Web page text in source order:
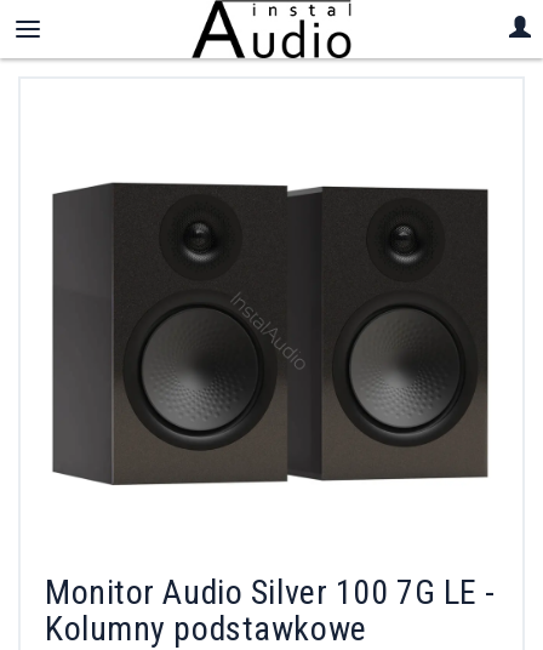
Monitor Audio Silver 100 7G LE -
Kolumny podstawkowe